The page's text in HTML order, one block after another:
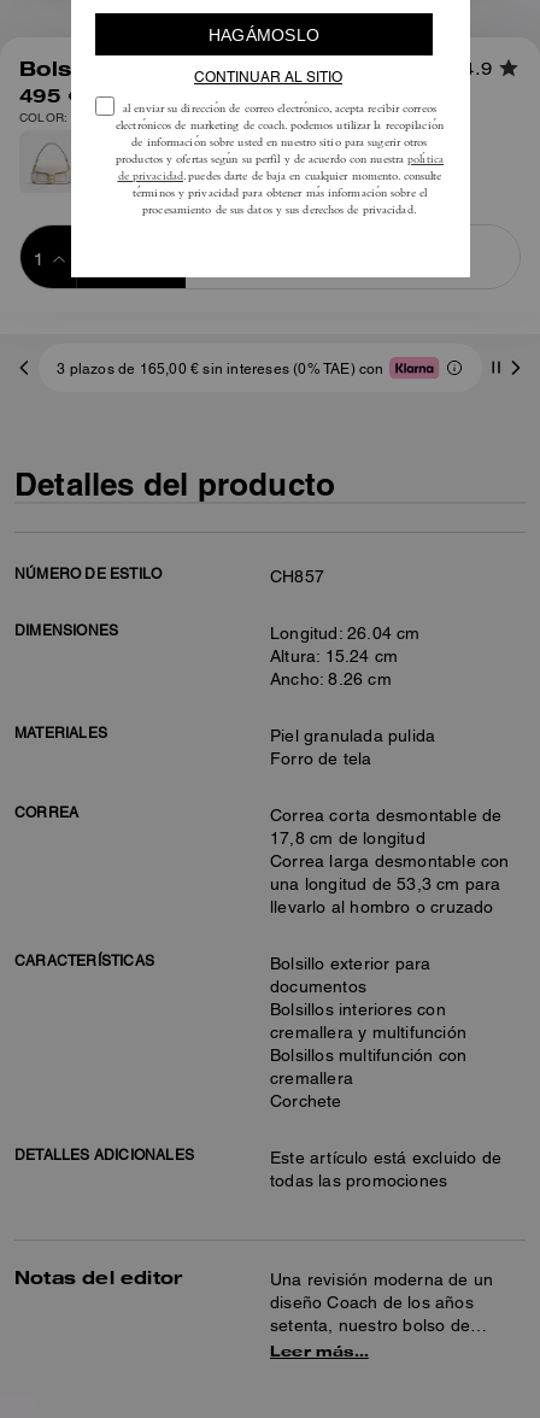
Bolso de hombro Tabby 26 4.9
495 €
COLOR: Latón/Arce
3 plazos de 165,00 € sin intereses (0% TAE) con
Detalles del producto
NÚMERO DE ESTILO CH857
DIMENSIONES
Longitud: 26.04 cm
Altura: 15.24 cm
Ancho: 8.26 cm
MATERIALES
Piel granulada pulida
Forro de tela
CORREA
Correa corta desmontable de
17,8 cm de longitud
Correa larga desmontable con
una longitud de 53,3 cm para
llevarlo al hombro o cruzado
CARACTERÍSTICAS
Bolsillo exterior para
documentos
Bolsillos interiores con
cremallera y multifunción
Bolsillos multifunción con
cremallera
Corchete
DETALLES ADICIONALES
Este artículo está excluido de
todas las promociones
Notas del editor
Una revisión moderna de un
diseño Coach de los años
setenta, nuestro bolso de
hombro estructurado Tabby está
Leer más…